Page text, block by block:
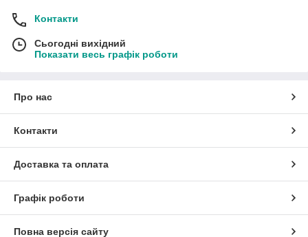
Контакти
Сьогодні вихідний
Показати весь графік роботи
Про нас
Контакти
Доставка та оплата
Графік роботи
Повна версія сайту